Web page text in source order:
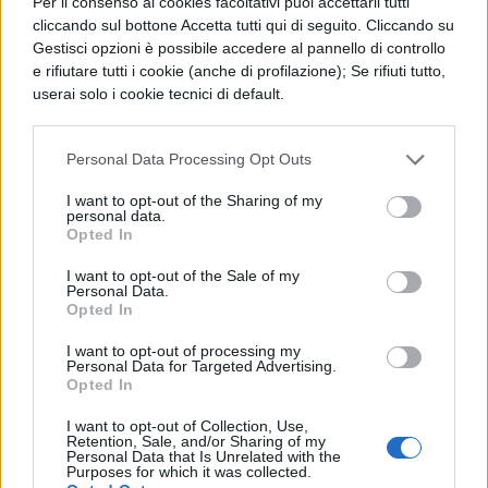
cliccando sul bottone Accetta tutti qui di seguito. Cliccando su
Gestisci opzioni è possibile accedere al pannello di controllo
e rifiutare tutti i cookie (anche di profilazione); Se rifiuti tutto,
userai solo i cookie tecnici di default.
Personal Data Processing Opt Outs
I want to opt-out of the Sharing of my
personal data.
Opted In
I want to opt-out of the Sale of my
Personal Data.
Opted In
I want to opt-out of processing my
Personal Data for Targeted Advertising.
Opted In
I want to opt-out of Collection, Use,
Retention, Sale, and/or Sharing of my
Personal Data that Is Unrelated with the
Purposes for which it was collected.
modo informatizzato e segue l’ordine delle
graduatorie, garantendo trasparenza
nell’assegnazione dei posti residui.
I docenti con riserva e la
I docenti inseriti nelle graduatorie con
riserva, in quanto titolari di titoli di studio
conseguiti all’estero non ancora
riconosciuti, ricevono contratti con
clausola risolutoria. La validità dell’incarico
resta quindi subordinata all’effettivo
riconoscimento del titolo da parte delle